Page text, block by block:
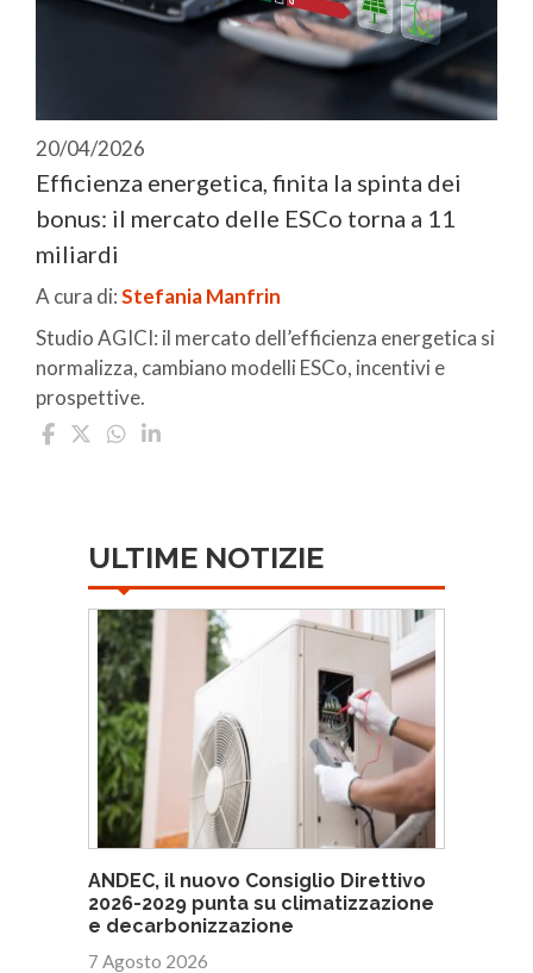
20/04/2026
Efficienza energetica, finita la spinta dei
bonus: il mercato delle ESCo torna a 11
miliardi
A cura di:Stefania Manfrin
Studio AGICI: il mercato dell’efficienza energetica si
normalizza, cambiano modelli ESCo, incentivi e
prospettive.
ULTIME NOTIZIE
ANDEC, il nuovo Consiglio Direttivo
2026-2029 punta su climatizzazione
e decarbonizzazione
7 Agosto 2026